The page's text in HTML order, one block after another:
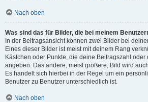
Nach oben
Was sind das für Bilder, die bei meinem
In der Beitragsansicht können zwei Bilder bei
Eines dieser Bilder ist meist mit deinem Rang
Kästchen oder Punkte, die deine Beitragszahl oder
angeben. Das andere, meist größere, Bild wird
Es handelt sich hierbei in der Regel um ein
Benutzer zu Benutzer unterschiedlich ist.
Nach oben